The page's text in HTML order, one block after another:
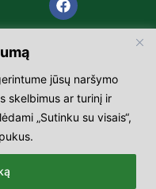
jūsų naršymo
skelbimus ar turinį ir
„Sutinku su visais“,
nedirbame